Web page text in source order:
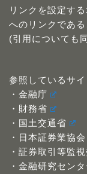
リンクを設定す
へのリンクであ
(引用についても
参照しているサイ
・金融庁
・財務省
・国土交通省
・日本証券業協会
・証券取引等監
・金融研究センタ